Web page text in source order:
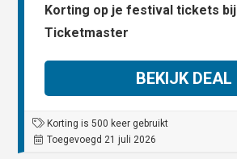
Korting op je festival tickets bij
Ticketmaster
BEKIJK DEAL
Korting is 500 keer gebruikt
Toegevoegd 21 juli 2026